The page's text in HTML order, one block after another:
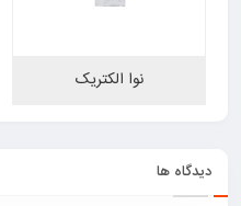
نوا الکتریک
دیدگاه ها